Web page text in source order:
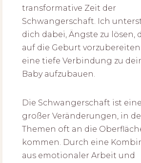
transformative Zeit der
Schwangerschaft. Ich
dich dabei, Ängste zu lösen,
auf die Geburt
eine tiefe Verbindung zu
Baby aufzubauen.
Die Schwangerschaft ist
großer Veränderungen, in
Themen oft an die
kommen. Durch eine
aus emotionaler Arbeit und